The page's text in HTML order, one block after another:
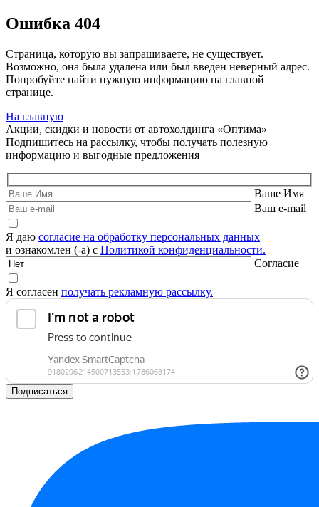
Ошибка 404
Страница, которую вы запрашиваете, не существует.
Возможно, она была удалена или был введен неверный адрес.
Попробуйте найти нужную информацию на главной
странице.
На главную
Акции, скидки и новости от автохолдинга «Оптима»
Подпишитесь на рассылку, чтобы получать полезную
информацию и выгодные предложения
Ваше Имя
Ваш e-mail
Я даю согласие на обработку персональных данных
и ознакомлен (-а) с Политикой конфиденциальности.
Согласие
Я согласен получать рекламную рассылку.